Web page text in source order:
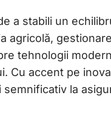
a stabili un
agricolă,
tehnologii
Cu accent pe
la